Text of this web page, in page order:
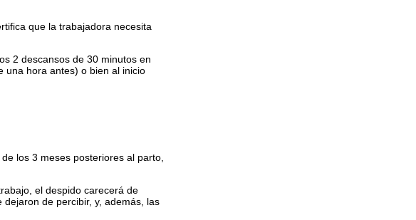
que la trabajadora necesita
2 descansos de 30 minutos en
una hora antes) o bien al inicio
los 3 meses posteriores al parto,
el despido carecerá de
de percibir, y, además, las